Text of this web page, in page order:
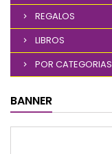
REGALOS
LIBROS
POR CATEGORIAS
BANNER